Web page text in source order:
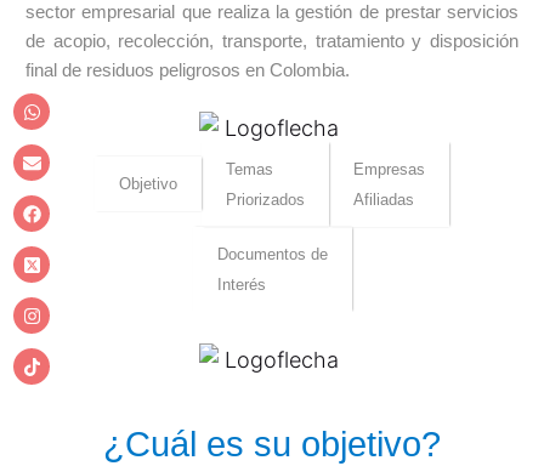
sector empresarial que realiza la gestión de prestar servicios
de acopio, recolección, transporte, tratamiento y disposición
final de residuos peligrosos en Colombia.
Objetivo
Temas
Priorizados
Empresas
Afiliadas
Documentos de
Interés
¿Cuál es su objetivo?